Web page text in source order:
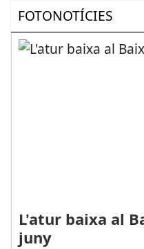
FOTONOTÍCIES
L'atur baixa al
juny